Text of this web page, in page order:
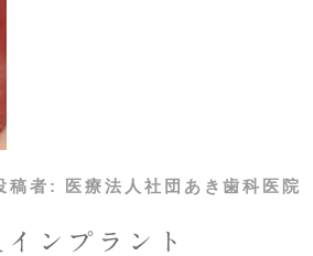
稿者: 医療法人社団あき歯科医院
ンプラント